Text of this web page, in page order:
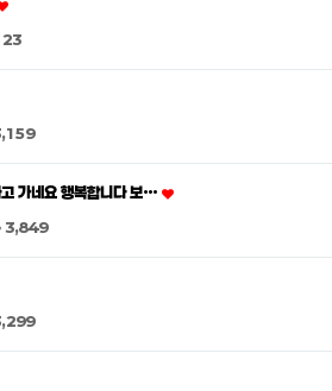
가네요 행복합니다 보…
3,849